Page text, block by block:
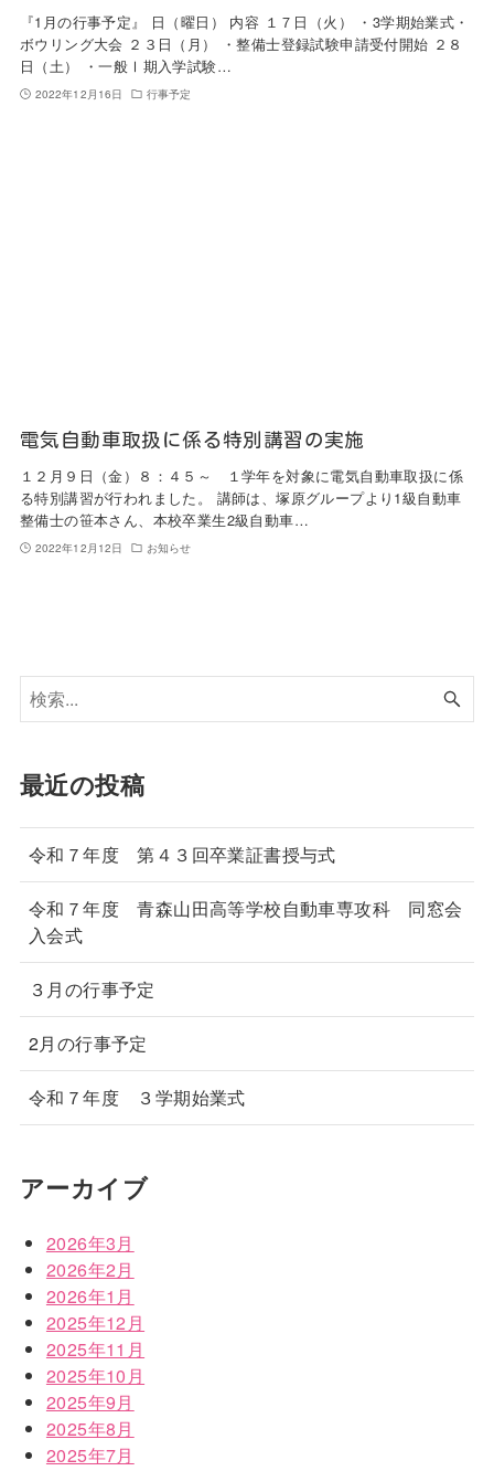
『1月の行事予定』 日（曜日） 内容 １７日（火） ・3学期始業式・
ボウリング大会 ２３日（月） ・整備士登録試験申請受付開始 ２８
日（土） ・一般Ⅰ期入学試験…
2022年12月16日 行事予定
電気自動車取扱に係る特別講習の実施
１２月９日（金）８：４５～ １学年を対象に電気自動車取扱に係
る特別講習が行われました。 講師は、塚原グループより1級自動車
整備士の笹本さん、本校卒業生2級自動車…
2022年12月12日 お知らせ
最近の投稿
令和７年度 第４３回卒業証書授与式
令和７年度 青森山田高等学校自動車専攻科 同窓会
入会式
３月の行事予定
2月の行事予定
令和７年度 ３学期始業式
アーカイブ
2026年3月
2026年2月
2026年1月
2025年12月
2025年11月
2025年10月
2025年9月
2025年8月
2025年7月